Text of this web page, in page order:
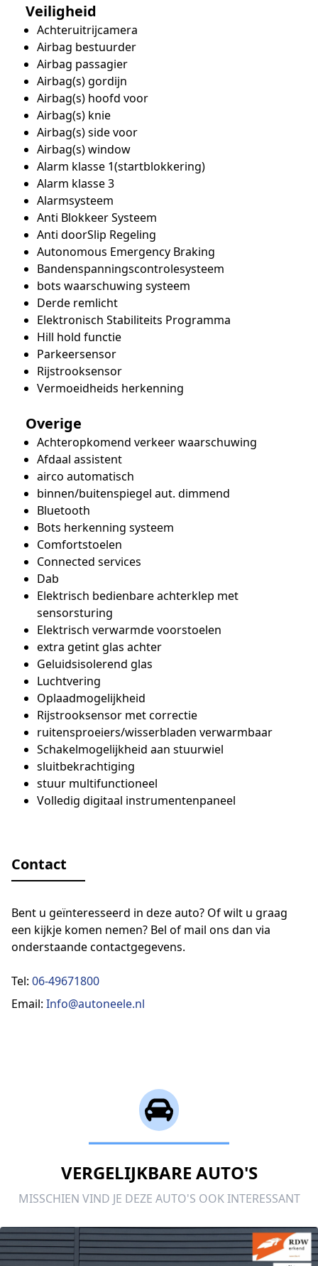
Veiligheid
Achteruitrijcamera
Airbag bestuurder
Airbag passagier
Airbag(s) gordijn
Airbag(s) hoofd voor
Airbag(s) knie
Airbag(s) side voor
Airbag(s) window
Alarm klasse 1(startblokkering)
Alarm klasse 3
Alarmsysteem
Anti Blokkeer Systeem
Anti doorSlip Regeling
Autonomous Emergency Braking
Bandenspanningscontrolesysteem
bots waarschuwing systeem
Derde remlicht
Elektronisch Stabiliteits Programma
Hill hold functie
Parkeersensor
Rijstrooksensor
Vermoeidheids herkenning
Overige
Achteropkomend verkeer waarschuwing
Afdaal assistent
airco automatisch
binnen/buitenspiegel aut. dimmend
Bluetooth
Bots herkenning systeem
Comfortstoelen
Connected services
Dab
Elektrisch bedienbare achterklep met
sensorsturing
Elektrisch verwarmde voorstoelen
extra getint glas achter
Geluidsisolerend glas
Luchtvering
Oplaadmogelijkheid
Rijstrooksensor met correctie
ruitensproeiers/wisserbladen verwarmbaar
Schakelmogelijkheid aan stuurwiel
sluitbekrachtiging
stuur multifunctioneel
Volledig digitaal instrumentenpaneel
Contact
Bent u geïnteresseerd in deze auto? Of wilt u graag
een kijkje komen nemen? Bel of mail ons dan via
onderstaande contactgegevens.
Tel: 06-49671800
Email: Info@autoneele.nl
VERGELIJKBARE AUTO'S
MISSCHIEN VIND JE DEZE AUTO'S OOK INTERESSANT